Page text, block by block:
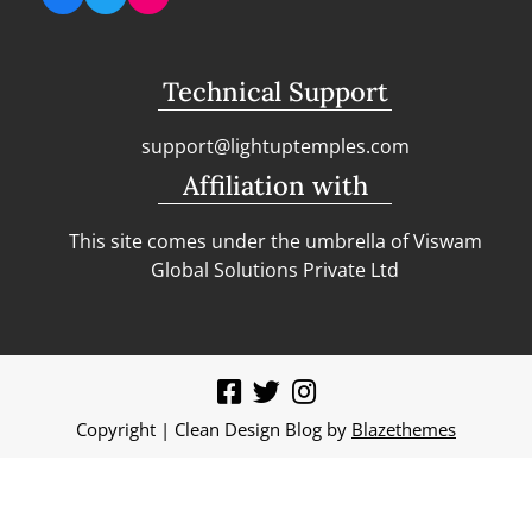
Technical Support
support@lightuptemples.com
Affiliation with
This site comes under the umbrella of Viswam
Global Solutions Private Ltd
Copyright | Clean Design Blog by Blazethemes